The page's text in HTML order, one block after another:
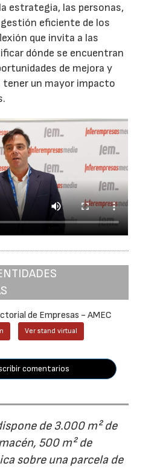
estrategia, las personas,
eficiente de los
que invita a las
dónde se encuentran
de mejora y
tener un mayor impacto
de Empresas - AMEC
Ver stand virtual
comentarios
de 3.000 m² de
500 m² de
sobre una parcela de